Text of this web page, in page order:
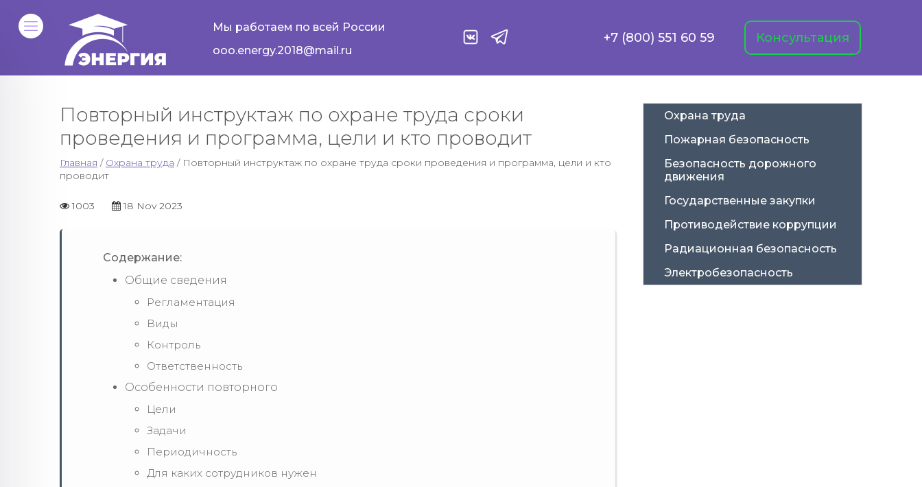
Мы работаем по всей России
+7 (800) 551 60 59 Консультация
ooo.energy.2018@mail.ru
Повторный инструктаж по охране труда сроки
проведения и программа, цели и кто проводит
Главная / Охрана труда / Повторный инструктаж по охране труда сроки проведения и программа, цели и кто
проводит
1003 18 Nov 2023
Содержание:
Общие сведения
Регламентация
Виды
Контроль
Ответственность
Особенности повторного
Цели
Задачи
Периодичность
Для каких сотрудников нужен
Охрана труда
Пожарная безопасность
Безопасность дорожного
движения
Государственные закупки
Противодействие коррупции
Радиационная безопасность
Электробезопасность